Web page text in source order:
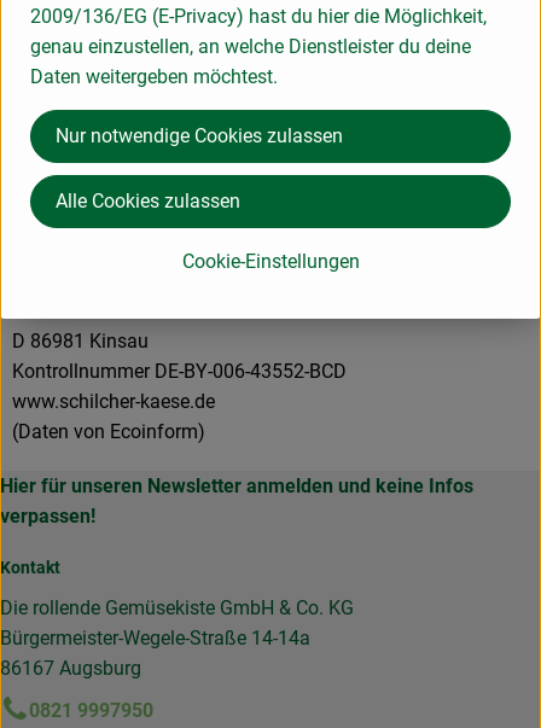
Herkunft
Hersteller: Schilcher
Österreich
D 86981 Kinsau
Kontrollnummer DE-BY-006-43552-BCD
www.schilcher-kaese.de
(Daten von Ecoinform)
Hier für unseren Newsletter anmelden und keine Infos
verpassen!
Kontakt
Die rollende Gemüsekiste GmbH & Co. KG
Bürgermeister-Wegele-Straße 14-14a
86167 Augsburg
0821 9997950
2009/136/EG (E-Privacy) hast du hier die Möglichkeit,
genau einzustellen, an welche Dienstleister du deine
Daten weitergeben möchtest.
Cookie-Einstellungen
Nur notwendige Cookies zulassen
Alle Cookies zulassen